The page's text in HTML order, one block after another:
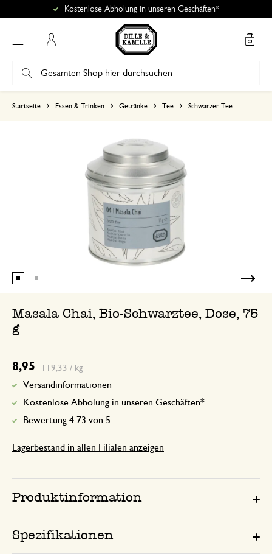
Kostenlose Abholung in unseren Geschäften*
Startseite Essen & Trinken Getränke Tee Schwarzer Tee
Masala Chai, Bio-Schwarztee, Dose, 75
g
8,95 119,33 / kg
Versandinformationen
Kostenlose Abholung in unseren Geschäften*
Bewertung 4.73 von 5
Lagerbestand in allen Filialen anzeigen
Produktinformation
Spezifikationen